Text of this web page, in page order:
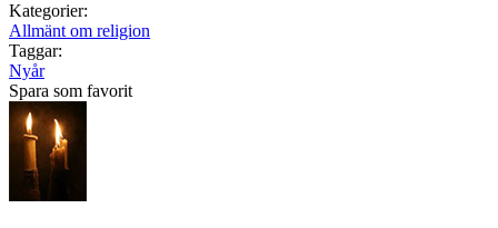
Kategorier:
Allmänt om religion
Taggar:
Nyår
Spara som favorit